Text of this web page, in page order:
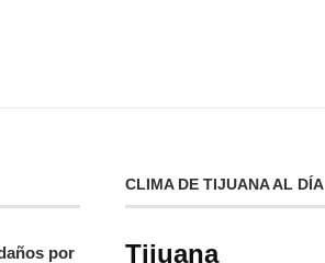
por
CLIMA DE TIJUANA AL DÍA
Tijuana